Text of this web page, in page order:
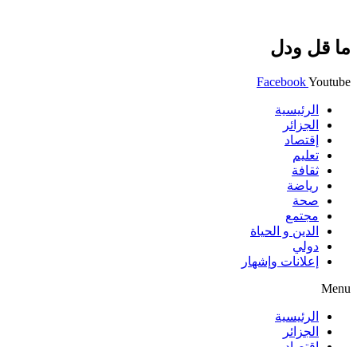
ما قل ودل
FacebookYoutube
الرئيسية
الجزائر
إقتصاد
تعليم
ثقافة
رياضة
صحة
مجتمع
الدين و الحياة
دولي
إعلانات وإشهار
Menu
الرئيسية
الجزائر